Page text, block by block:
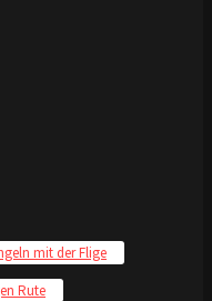
mit der Flige
Rute